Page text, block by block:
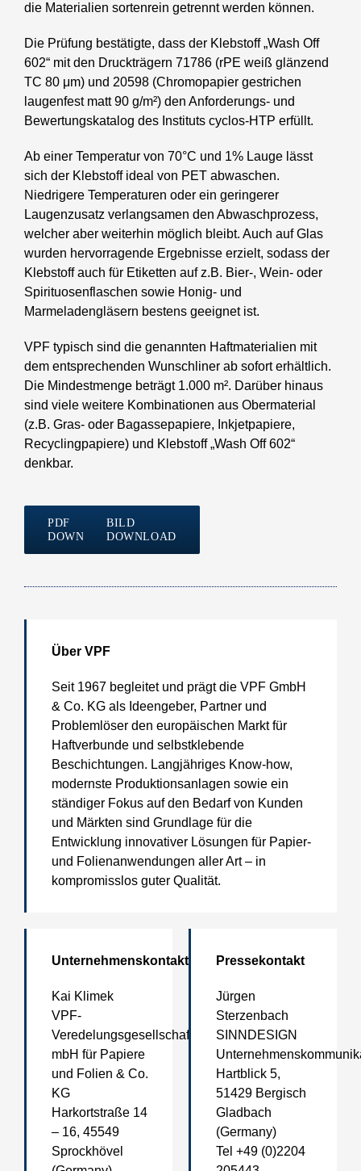
die Materialien sortenrein getrennt werden können.
Die Prüfung bestätigte, dass der Klebstoff „Wash Off
602“ mit den Druckträgern 71786 (rPE weiß glänzend
TC 80 μm) und 20598 (Chromopapier gestrichen
laugenfest matt 90 g/m²) den Anforderungs- und
Bewertungskatalog des Instituts cyclos-HTP erfüllt.
Ab einer Temperatur von 70°C und 1% Lauge lässt
sich der Klebstoff ideal von PET abwaschen.
Niedrigere Temperaturen oder ein geringerer
Laugenzusatz verlangsamen den Abwaschprozess,
welcher aber weiterhin möglich bleibt. Auch auf Glas
wurden hervorragende Ergebnisse erzielt, sodass der
Klebstoff auch für Etiketten auf z.B. Bier-, Wein- oder
Spirituosenflaschen sowie Honig- und
Marmeladengläsern bestens geeignet ist.
VPF typisch sind die genannten Haftmaterialien mit
dem entsprechenden Wunschliner ab sofort erhältlich.
Die Mindestmenge beträgt 1.000 m². Darüber hinaus
sind viele weitere Kombinationen aus Obermaterial
(z.B. Gras- oder Bagassepapiere, Inkjetpapiere,
Recyclingpapiere) und Klebstoff „Wash Off 602“
denkbar.
PDF
DOWNLOAD
BILD
DOWNLOAD
Über VPF
Seit 1967 begleitet und prägt die VPF GmbH
& Co. KG als Ideengeber, Partner und
Problemlöser den europäischen Markt für
Haftverbunde und selbstklebende
Beschichtungen. Langjähriges Know-how,
modernste Produktionsanlagen sowie ein
ständiger Fokus auf den Bedarf von Kunden
und Märkten sind Grundlage für die
Entwicklung innovativer Lösungen für Papier-
und Folienanwendungen aller Art – in
kompromisslos guter Qualität.
Unternehmenskontakt
Kai Klimek
VPF-
Veredelungsgesellschaft
mbH für Papiere
und Folien & Co.
KG
Harkortstraße 14
– 16, 45549
Sprockhövel
Pressekontakt
Jürgen
Sterzenbach
SINNDESIGN
Hartblick 5,
51429 Bergisch
Gladbach
(Germany)
Tel +49 (0)2204